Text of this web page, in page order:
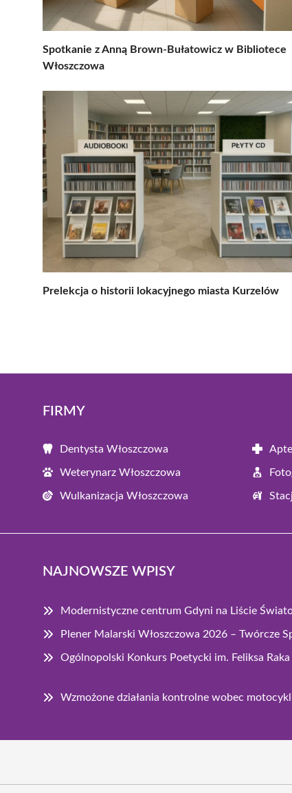
Spotkanie z Anną Brown-Bułatowicz w Bibliotece
Włoszczowa
Prelekcja o historii lokacyjnego miasta Kurzelów
FIRMY
Dentysta Włoszczowa
Weterynarz Włoszczowa
Wulkanizacja Włoszczowa
NAJNOWSZE WPISY
Modernistyczne centrum Gdyni na Liście
Plener Malarski Włoszczowa 2026 – Twórcze
Ogólnopolski Konkurs Poetycki im. Feliksa
Wzmożone działania kontrolne wobec